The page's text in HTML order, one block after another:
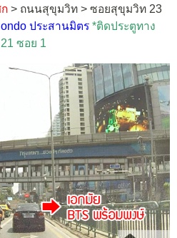
> ถนนสุขุมวิท > ซอยสุขุมวิท 23
ประสานมิตร *ติดประตูทาง
ซอย 1